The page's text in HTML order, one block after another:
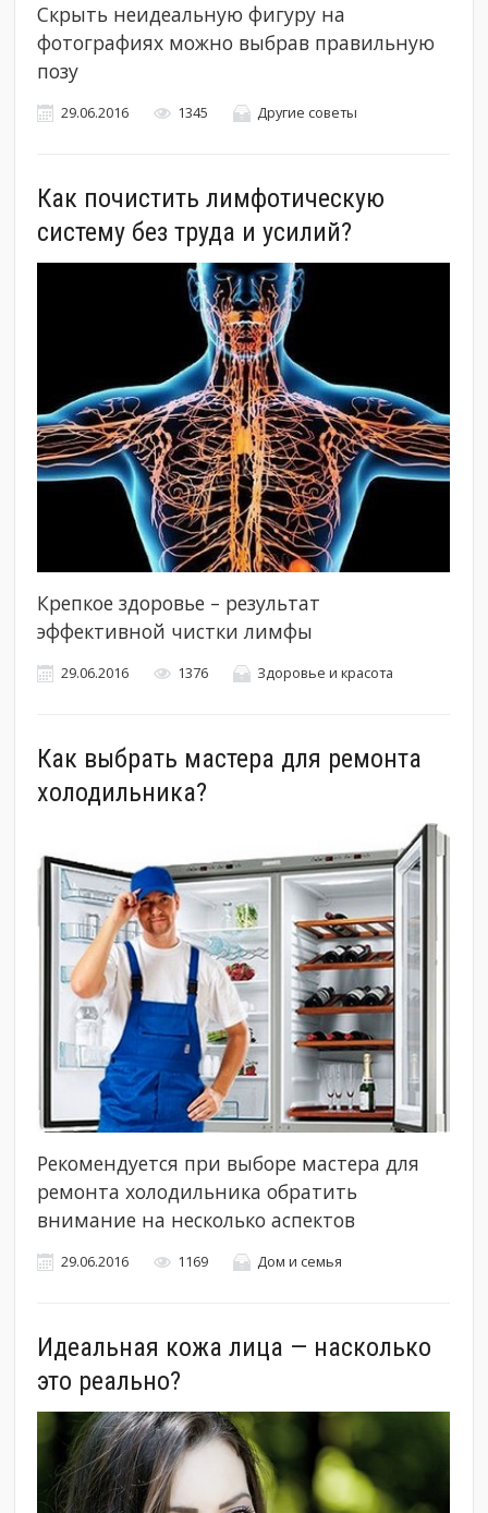
Скрыть неидеальную фигуру на
фотографиях можно выбрав правильную
позу
29.06.2016 1345 Другие советы
Как почистить лимфотическую
систему без труда и усилий?
Крепкое здоровье – результат
эффективной чистки лимфы
29.06.2016 1376 Здоровье и красота
Как выбрать мастера для ремонта
холодильника?
Рекомендуется при выборе мастера для
ремонта холодильника обратить
внимание на несколько аспектов
29.06.2016 1169 Дом и семья
Идеальная кожа лица — насколько
это реально?